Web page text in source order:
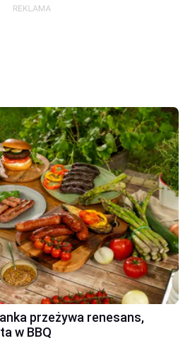
przeżywa renesans,
w BBQ